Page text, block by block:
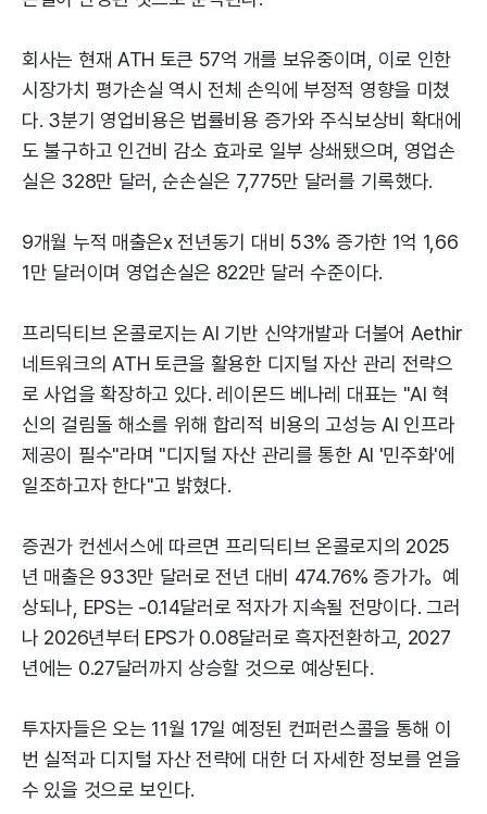
회사는 현재 ATH 토큰 57억 개를 보유중이며, 이로 인한
시장가치 평가손실 역시 전체 손익에 부정적 영향을 미쳤
다. 3분기 영업비용은 법률비용 증가와 주식보상비 확대에
도 불구하고 인건비 감소 효과로 일부 상쇄됐으며, 영업손
실은 328만 달러, 순손실은 7,775만 달러를 기록했다.
9개월 누적 매출은x 전년동기 대비 53% 증가한 1억 1,66
1만 달러이며 영업손실은 822만 달러 수준이다.
프리딕티브 온콜로지는 AI 기반 신약개발과 더불어 Aethir
네트워크의 ATH 토큰을 활용한 디지털 자산 관리 전략으
로 사업을 확장하고 있다. 레이몬드 베나레 대표는 "AI 혁
신의 걸림돌 해소를 위해 합리적 비용의 고성능 AI 인프라
제공이 필수"라며 "디지털 자산 관리를 통한 AI '민주화'에
일조하고자 한다"고 밝혔다.
증권가 컨센서스에 따르면 프리딕티브 온콜로지의 2025
년 매출은 933만 달러로 전년 대비 474.76% 증가가。예
상되나, EPS는 -0.14달러로 적자가 지속될 전망이다. 그러
나 2026년부터 EPS가 0.08달러로 흑자전환하고, 2027
년에는 0.27달러까지 상승할 것으로 예상된다.
투자자들은 오는 11월 17일 예정된 컨퍼런스콜을 통해 이
번 실적과 디지털 자산 전략에 대한 더 자세한 정보를 얻을
수 있을 것으로 보인다.